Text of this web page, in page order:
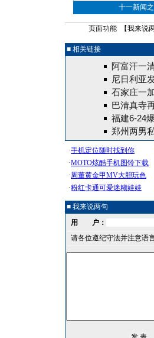
十一新闻
页面功能 【我来说
■ 相关链接
阿富汗一
尼日利亚
石家庄一
巴清真寺
福建6-24
郑州两男
■ 我来说两句
用 户：
请各位遵纪守法并注意语言